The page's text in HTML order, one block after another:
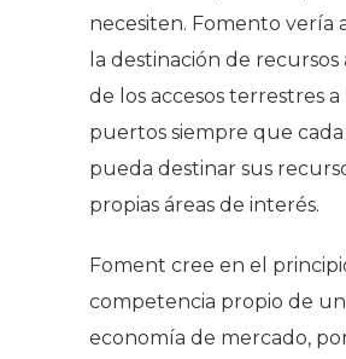
necesiten. Fomento vería
la destinación de recursos
de los accesos terrestres a
puertos siempre que
pueda destinar sus
propias áreas de interés.
Foment cree en el
competencia propio de
economía de mercado,